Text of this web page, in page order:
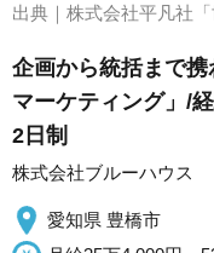
出典｜ 株式会社平凡社「
企画から統括まで
マーケティング」/
2日制
株式会社ブルーハウス
愛知県 豊橋市